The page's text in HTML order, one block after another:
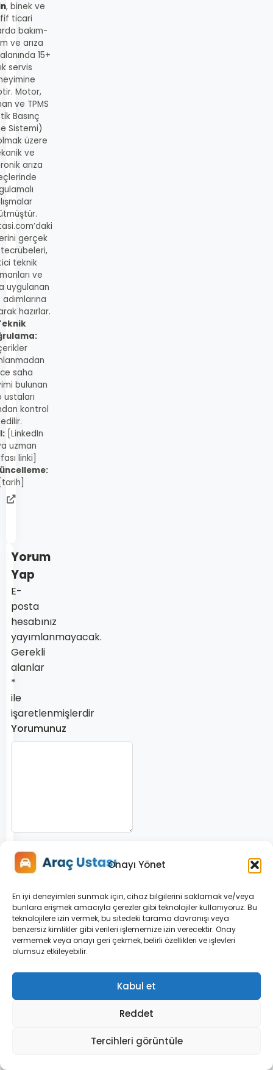
Onayı Yönet
En iyi deneyimleri sunmak için, cihaz bilgilerini saklamak ve/veya
bunlara erişmek amacıyla çerezler gibi teknolojiler kullanıyoruz. Bu
teknolojilere izin vermek, bu sitedeki tarama davranışı veya
benzersiz kimlikler gibi verileri işlememize izin verecektir. Onay
vermemek veya onayı geri çekmek, belirli özellikleri ve işlevleri
olumsuz etkileyebilir.
Kabul et
Reddet
Tercihleri görüntüle
, binek ve
ticari
bakım-
ve arıza
15+
servis
Motor,
ve TPMS
Basınç
Sistemi)
üzere
ve
arıza
gerçek
teknik
ve
uygulanan
hazırlar.
saha
bulunan
ustaları
kontrol
edilir.
[LinkedIn
uzman
linki]
admin
Yorum
Yap
E-
posta
hesabınız
yayımlanmayacak.
Gerekli
alanlar
*
ile
işaretlenmişlerdir
Yorumunuz
Adınız *
E-posta *